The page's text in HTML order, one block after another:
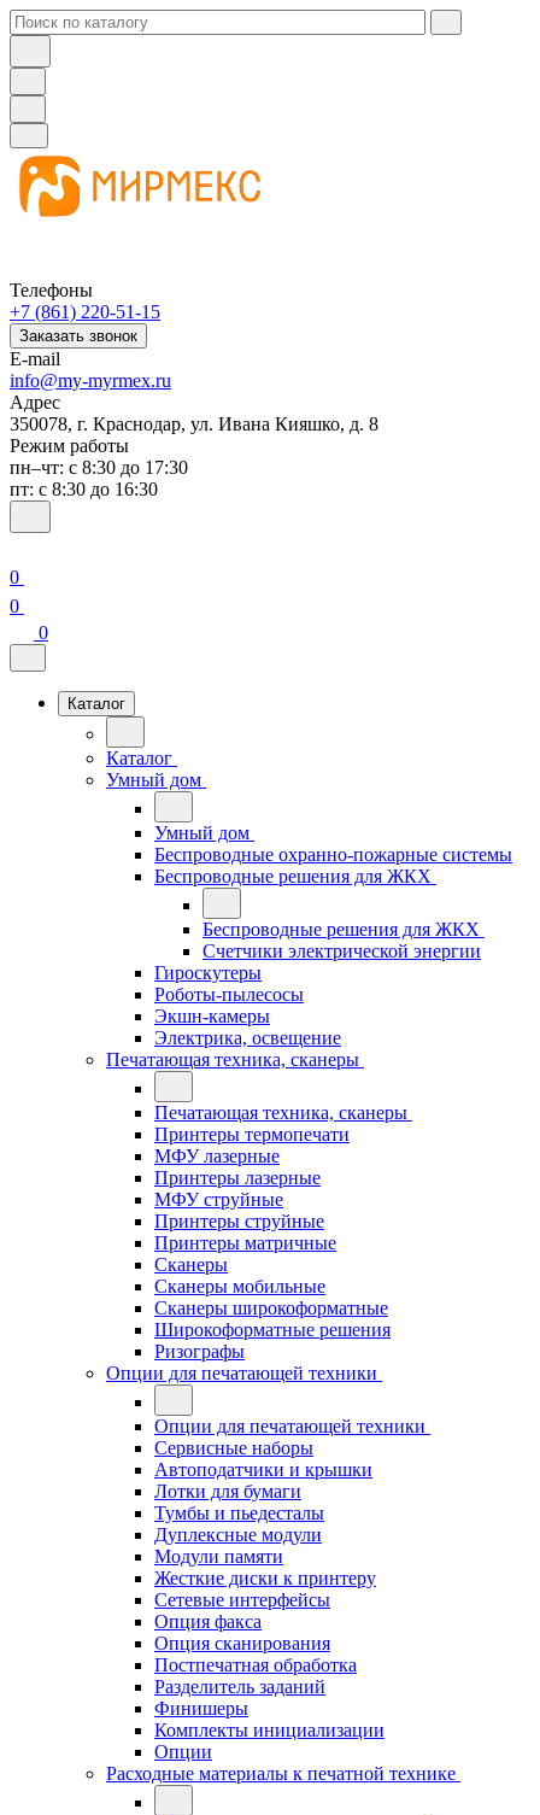
Телефоны
+7 (861) 220-51-15
Заказать звонок
E-mail
info@my-myrmex.ru
Адрес
350078, г. Краснодар, ул. Ивана Кияшко, д. 8
Режим работы
пн–чт: с 8:30 до 17:30
пт: с 8:30 до 16:30
0
0
0
Каталог
Каталог
Умный дом
Умный дом
Беспроводные охранно-пожарные системы
Беспроводные решения для ЖКХ
Беспроводные решения для ЖКХ
Счетчики электрической энергии
Гироскутеры
Роботы-пылесосы
Экшн-камеры
Электрика, освещение
Печатающая техника, сканеры
Печатающая техника, сканеры
Принтеры термопечати
МФУ лазерные
Принтеры лазерные
МФУ струйные
Принтеры струйные
Принтеры матричные
Сканеры
Сканеры мобильные
Сканеры широкоформатные
Широкоформатные решения
Ризографы
Опции для печатающей техники
Опции для печатающей техники
Сервисные наборы
Автоподатчики и крышки
Лотки для бумаги
Тумбы и пьедесталы
Дуплексные модули
Модули памяти
Жесткие диски к принтеру
Сетевые интерфейсы
Опция факса
Опция сканирования
Постпечатная обработка
Разделитель заданий
Финишеры
Комплекты инициализации
Опции
Расходные материалы к печатной технике